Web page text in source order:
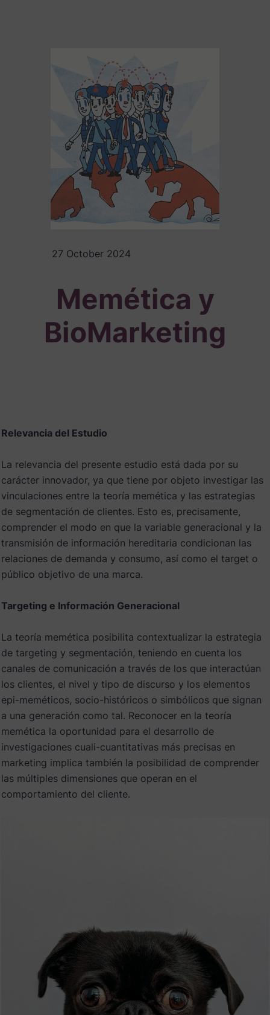
27 October 2024
Memética y
BioMarketing
Relevancia del Estudio
La relevancia del presente estudio está dada por su
carácter innovador, ya que tiene por objeto investigar las
vinculaciones entre la teoría memética y las estrategias
de segmentación de clientes. Esto es, precisamente,
comprender el modo en que la variable generacional y la
transmisión de información hereditaria condicionan las
relaciones de demanda y consumo, así como el target o
público objetivo de una marca.
Targeting e Información Generacional
La teoría memética posibilita contextualizar la estrategia
de targeting y segmentación, teniendo en cuenta los
canales de comunicación a través de los que interactúan
los clientes, el nivel y tipo de discurso y los elementos
epi-meméticos, socio-históricos o simbólicos que signan
a una generación como tal. Reconocer en la teoría
memética la oportunidad para el desarrollo de
investigaciones cuali-cuantitativas más precisas en
marketing implica también la posibilidad de comprender
las múltiples dimensiones que operan en el
comportamiento del cliente.